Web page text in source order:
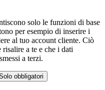
solo le funzioni di base
per esempio di inserire i
al tuo account cliente. Ciò
a te e che i dati
a terzi.
obbligatori